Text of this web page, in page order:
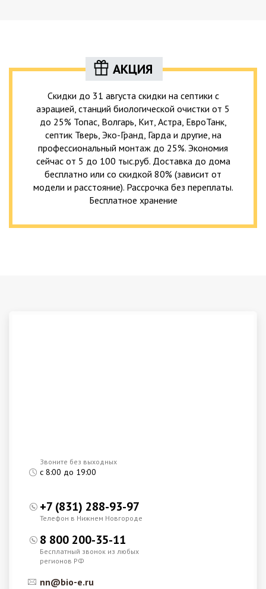
АКЦИЯ
Скидки до 31 августа скидки на септики с
аэрацией, станций биологической очистки от 5
до 25% Топас, Волгарь, Кит, Астра, ЕвроТанк,
септик Тверь, Эко-Гранд, Гарда и другие, на
профессиональный монтаж до 25%. Экономия
сейчас от 5 до 100 тыс.руб. Доставка до дома
бесплатно или со скидкой 80% (зависит от
модели и расстояние). Рассрочка без переплаты.
Бесплатное хранение
Звоните без выходных
с 8:00 до 19:00
+7 (831) 288-93-97
Телефон в Нижнем Новгороде
8 800 200-35-11
Бесплатный звонок из любых
регионов РФ
nn@bio-e.ru